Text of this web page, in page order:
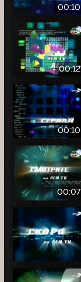
00:10
00:12
00:10
00:07